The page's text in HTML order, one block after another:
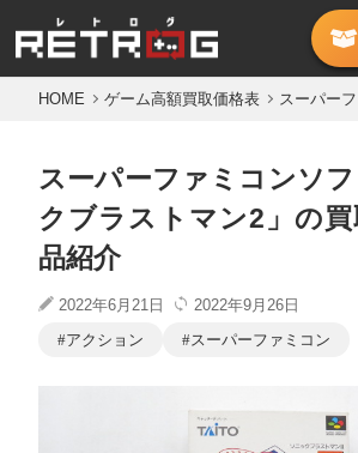
HOME ゲーム高額買取価格表 スーパー
スーパーファミコンソ
クブラストマン2」の
品紹介
2022年6月21日
2022年9月26日
アクション
スーパーファミコン